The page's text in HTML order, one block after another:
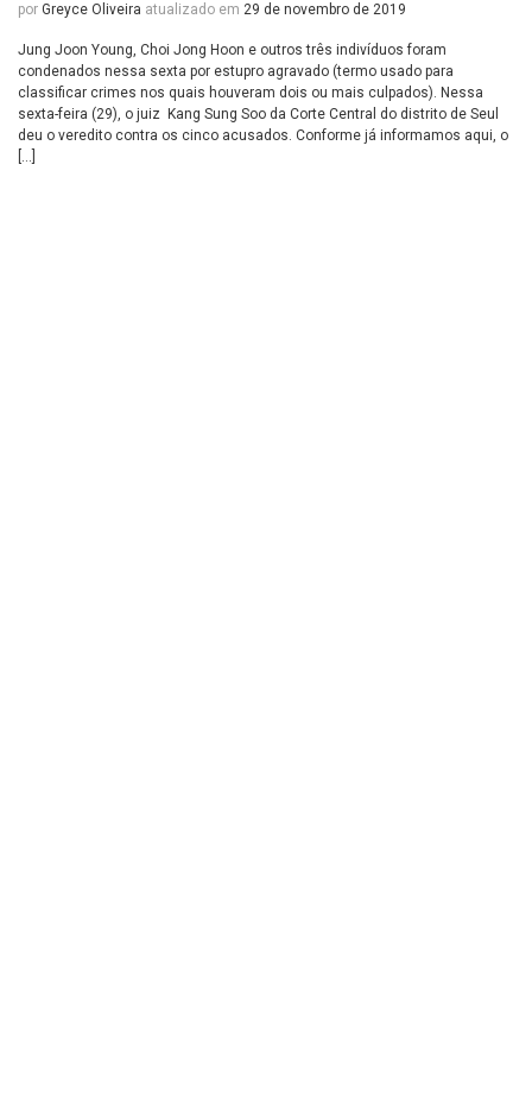
por Greyce Oliveira atualizado em 29 de novembro de 2019
Jung Joon Young, Choi Jong Hoon e outros três indivíduos foram
condenados nessa sexta por estupro agravado (termo usado para
classificar crimes nos quais houveram dois ou mais culpados). Nessa
sexta-feira (29), o juiz Kang Sung Soo da Corte Central do distrito de Seul
deu o veredito contra os cinco acusados. Conforme já informamos aqui, o
[…]